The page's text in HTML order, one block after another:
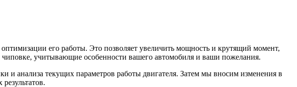
его работы. Это позволяет увеличить мощность и крутящий момент,
учитывающие особенности вашего автомобиля и ваши пожелания.
и анализа текущих параметров работы двигателя. Затем мы вносим изменения в